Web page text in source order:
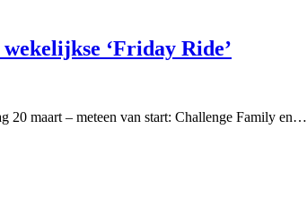
‘Friday Ride’
20 maart – meteen van start: Challenge Family en…